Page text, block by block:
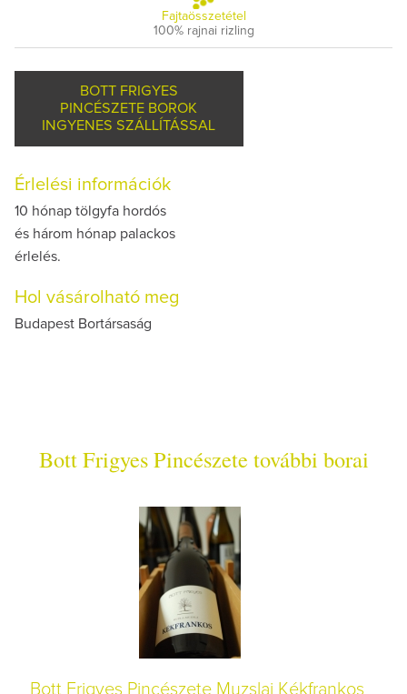
Fajtaösszetétel
100% rajnai rizling
BOTT FRIGYES
PINCÉSZETE BOROK
INGYENES SZÁLLÍTÁSSAL
Érlelési információk
10 hónap tölgyfa hordós
és három hónap palackos
érlelés.
Hol vásárolható meg
Budapest Bortársaság
Bott Frigyes Pincészete további borai
Bott Frigyes Pincészete Muzslai Kékfrankos